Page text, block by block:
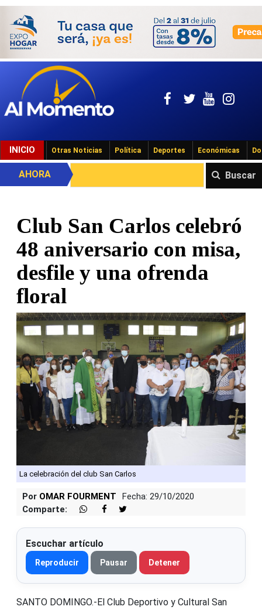
INICIO Otras Noticias Política Deportes Económicas
Buscar
AHORA
Club San Carlos celebró
48 aniversario con misa,
desfile y una ofrenda
floral
La celebración del club San Carlos
Por OMAR FOURMENT
Fecha: 29/10/2020
Comparte:
Escuchar artículo
Reproducir Pausar Detener
SANTO DOMINGO.-El Club Deportivo y Cultural San